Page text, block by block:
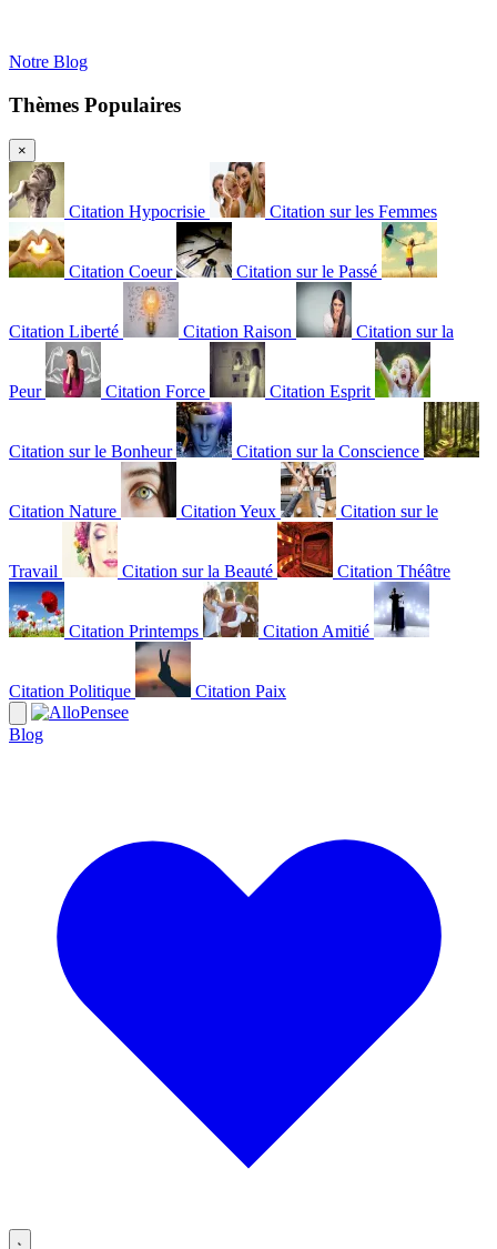
Notre Blog
Thèmes Populaires
×
Citation Hypocrisie Citation sur les Femmes
Citation Coeur Citation sur le Passé
Citation Liberté Citation Raison Citation sur la
Peur Citation Force Citation Esprit
Citation sur le Bonheur Citation sur la Conscience
Citation Nature Citation Yeux Citation sur le
Travail Citation sur la Beauté Citation Théâtre
Citation Printemps Citation Amitié
Citation Politique Citation Paix
Blog